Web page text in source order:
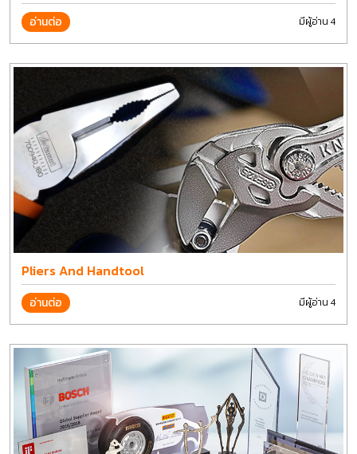
อ่านต่อ มีผู้อ่าน 4
Pliers And Handtool
อ่านต่อ มีผู้อ่าน 4